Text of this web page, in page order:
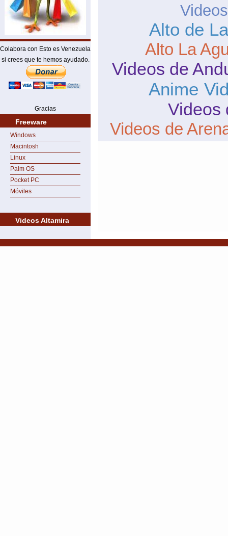
Colabora con Esto es Venezuela
si crees que te hemos ayudado.
Gracias
Freeware
Windows
Macintosh
Linux
Palm OS
Pocket PC
Móviles
Videos Altamira
Alto de
Alto La
Videos de
Anime
Videos
Videos de